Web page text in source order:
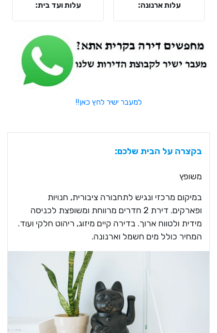
עלות ארנונה: עלות ועד בית:
למעבר ישיר לחץ כאן!!
בקצרה על הבית שלכם:
משופץ
במיקום מרכזי ונגיש לתחבורה ציבורית, חנויות
ופארקים. דירת 2 חדרים מרווחת ומשופצת לכניסה
מידית ולטווח ארוך. בדירה קיים מיזוג, ריהוט חלקי ועוד.
המחיר כולל מים חשמל וארנונה.